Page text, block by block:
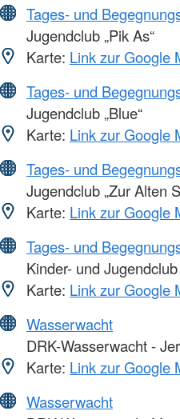
Tages- und
Jugendclub „Pik As“
Karte: Link zur Google
Tages- und
Jugendclub „Blue“
Karte: Link zur Google
Tages- und
Jugendclub „Zur Alten
Karte: Link zur Google
Tages- und
Kinder- und
Karte: Link zur Google
Wasserwacht
DRK-Wasserwacht -
Karte: Link zur Google
Wasserwacht